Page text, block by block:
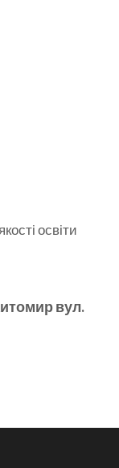
освіти
вул.